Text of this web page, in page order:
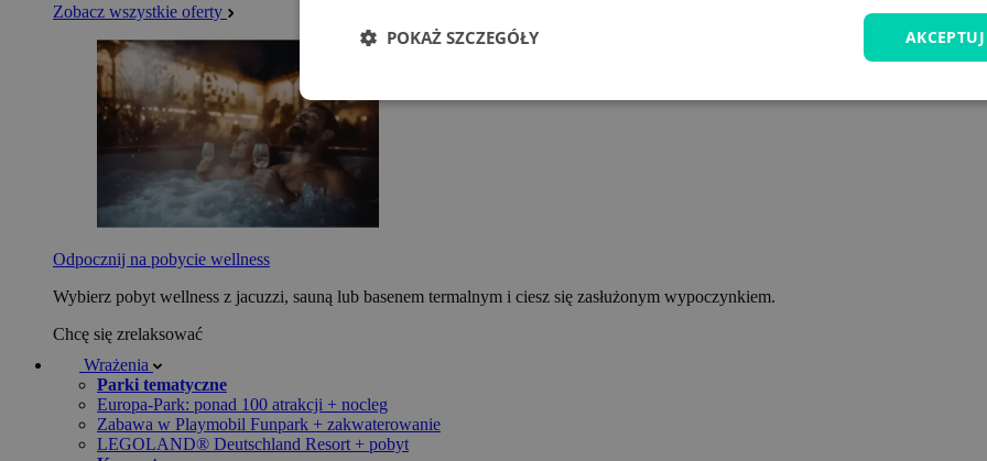
Zobacz wszystkie oferty
Odpocznij na pobycie wellness
Wybierz pobyt wellness z jacuzzi, sauną lub basenem termalnym i ciesz się zasłużonym wypoczynkiem.
Chcę się zrelaksować
Wrażenia
Parki tematyczne
Europa-Park: ponad 100 atrakcji + nocleg
Zabawa w Playmobil Funpark + zakwaterowanie
LEGOLAND® Deutschland Resort + pobyt
POKAŻ SZCZEGÓŁY